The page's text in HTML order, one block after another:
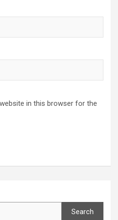
in this browser for the
Search